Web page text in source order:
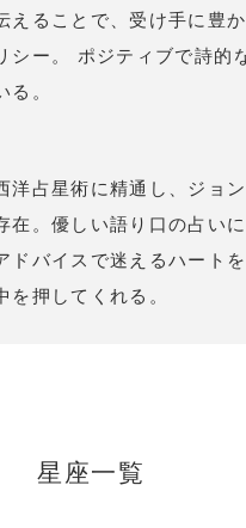
えることで、受け手に豊
シー。 ポジティブで詩的
。
占星術に精通し、ジョ
在。優しい語り口の占い
ドバイスで迷えるハート
押してくれる。
星座一覧